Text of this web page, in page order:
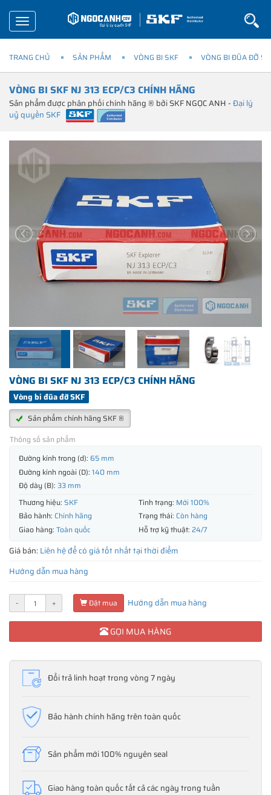
Toggle
navigation
TRANG CHỦ SẢN PHẨM VÒNG BI SKF VÒNG BI ĐŨA ĐỠ
VÒNG BI SKF NJ 313 ECP/C3 CHÍNH HÃNG
Sản phẩm được phân phối chính hãng ® bởi SKF NGỌC ANH -Đại lý
uỷ quyền SKF
VÒNG BI SKF NJ 313 ECP/C3 CHÍNH HÃNG
Vòng bi đũa đỡ SKF
Sản phẩm chính hãng SKF ®
Thông số sản phẩm
Đường kính trong (d): 65 mm
Đường kính ngoài (D): 140 mm
Độ dày (B): 33 mm
Thương hiệu: SKF Tình trạng: Mới 100%
Bảo hành: Chính hãng Trạng thái: Còn hàng
Giao hàng: Toàn quốc Hỗ trợ kỹ thuật: 24/7
Giá bán: Liên hệ để có giá tốt nhất tại thời điểm
Hướng dẫn mua hàng
- + Đặt mua Hướng dẫn mua hàng
GỌI MUA HÀNG
Đổi trả linh hoạt trong vòng 7 ngày
Bảo hành chính hãng trên toàn quốc
Sản phẩm mới 100% nguyên seal
Giao hàng toàn quốc tất cả các ngày trong tuần